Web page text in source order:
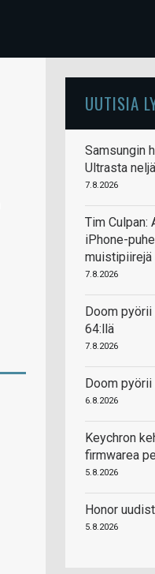
UUTISIA
Samsungin
Ultrasta
7.8.2026
Tim Culpan:
iPhone-
muistipiirejä
7.8.2026
Doom
64:llä
7.8.2026
Doom
6.8.2026
Keychron
firmwarea
5.8.2026
Honor
5.8.2026